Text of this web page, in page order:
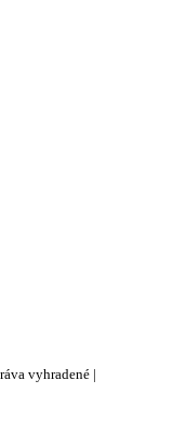
vyhradené |